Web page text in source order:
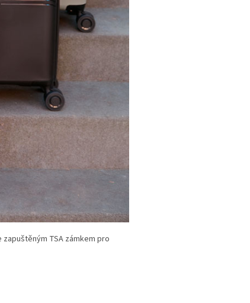
TSA zámkem pro